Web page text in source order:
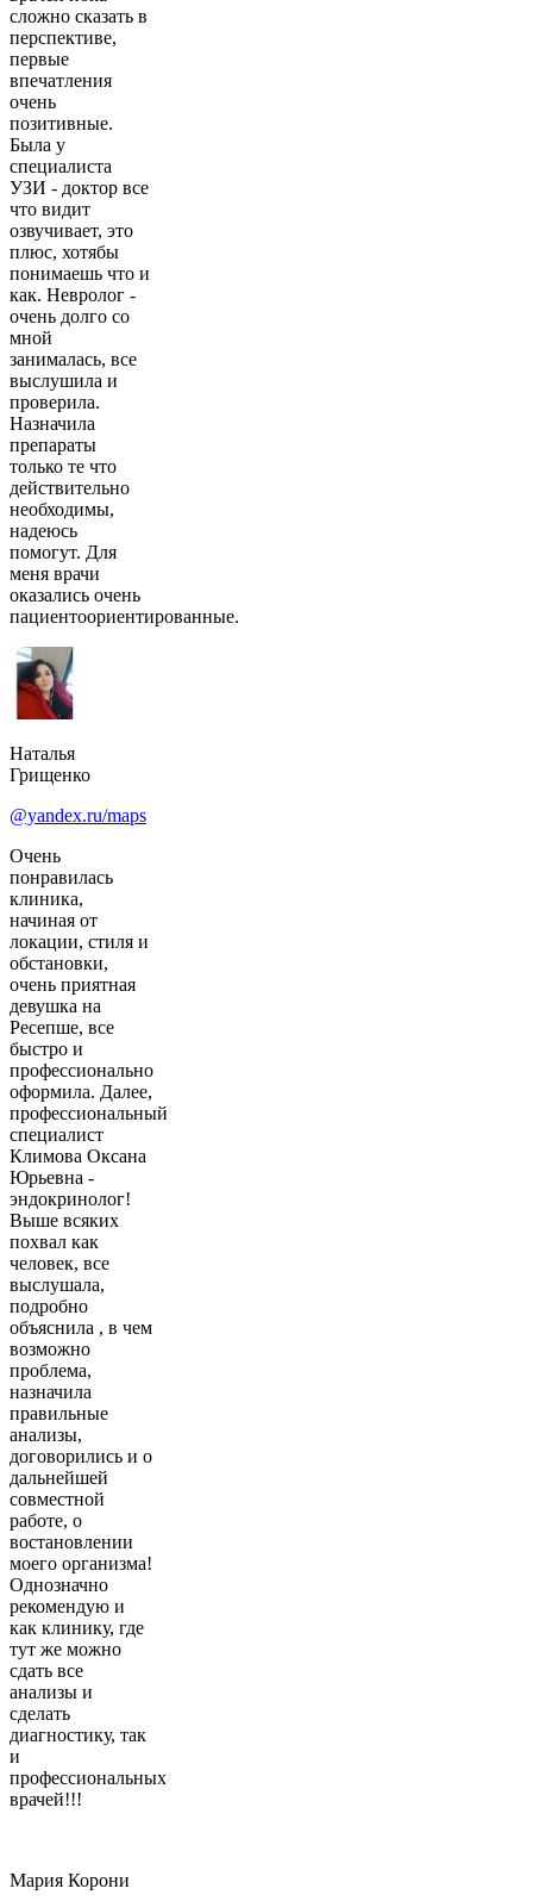
сложно сказать в
перспективе,
первые
впечатления
очень
позитивные.
Была у
специалиста
УЗИ - доктор все
что видит
озвучивает, это
плюс, хотябы
понимаешь что и
как. Невролог -
очень долго со
мной
занималась, все
выслушила и
проверила.
Назначила
препараты
только те что
действительно
необходимы,
надеюсь
помогут. Для
меня врачи
оказались очень
пациентоориентированные.
Наталья
Грищенко
@yandex.ru/maps
Очень
понравилась
клиника,
начиная от
локации, стиля и
обстановки,
очень приятная
девушка на
Ресепше, все
быстро и
профессионально
оформила. Далее,
профессиональный
специалист
Климова Оксана
Юрьевна -
эндокринолог!
Выше всяких
похвал как
человек, все
выслушала,
подробно
объяснила , в чем
возможно
проблема,
назначила
правильные
анализы,
договорились и о
дальнейшей
совместной
работе, о
востановлении
моего организма!
Однозначно
рекомендую и
как клинику, где
тут же можно
сдать все
анализы и
сделать
диагностику, так
и
профессиональных
врачей!!!
Мария Корони